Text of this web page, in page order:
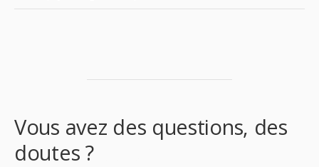
Vous avez des questions, des
doutes ?